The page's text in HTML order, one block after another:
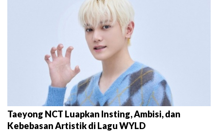
Taeyong NCT Luapkan Insting, Ambisi, dan
Kebebasan Artistik di Lagu WYLD